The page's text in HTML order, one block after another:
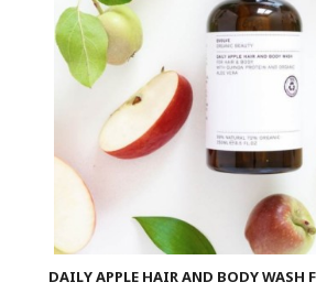
DAILY APPLE HAIR AND BODY WASH